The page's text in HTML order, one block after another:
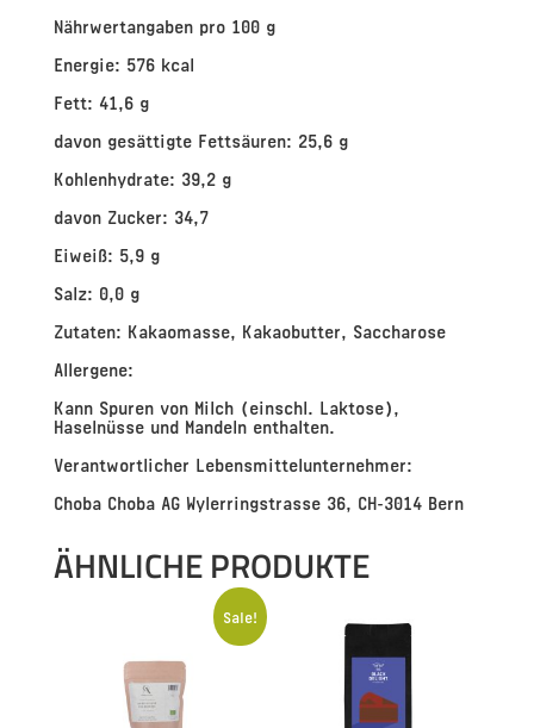
Nährwertangaben pro 100 g
Energie: 576 kcal
Fett: 41,6 g
davon gesättigte Fettsäuren: 25,6 g
Kohlenhydrate: 39,2 g
davon Zucker: 34,7
Eiweiß: 5,9 g
Salz: 0,0 g
Zutaten: Kakaomasse, Kakaobutter, Saccharose
Allergene:
Kann Spuren von Milch (einschl. Laktose),
Haselnüsse und Mandeln enthalten.
Verantwortlicher Lebensmittelunternehmer:
Choba Choba AG Wylerringstrasse 36, CH-3014 Bern
ÄHNLICHE PRODUKTE
Sale!